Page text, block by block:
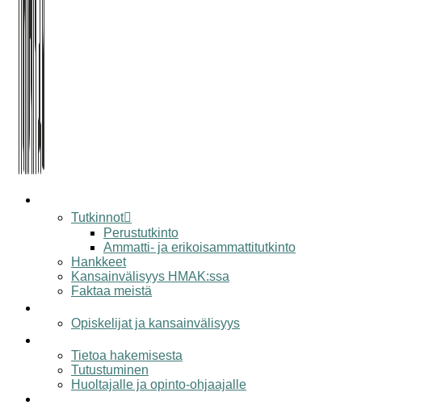
Tutkinnot
Perustutkinto
Ammatti- ja erikoisammattitutkinto
Hankkeet
Kansainvälisyys HMAK:ssa
Faktaa meistä
Opiskelijat ja kansainvälisyys
Tietoa hakemisesta
Tutustuminen
Huoltajalle ja opinto-ohjaajalle